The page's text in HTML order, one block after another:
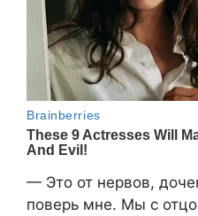
— Это от нервов,
поверь мне. Мы с